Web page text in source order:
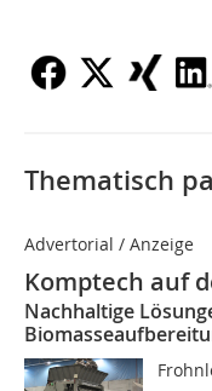
Thematisch
Advertorial / Anzeige
Komptech auf
Nachhaltige